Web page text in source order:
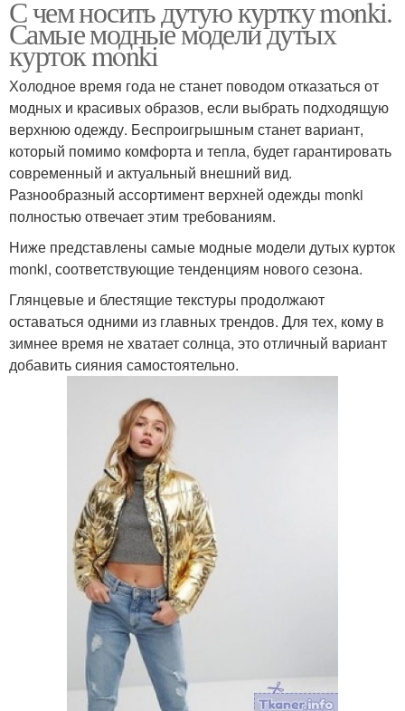
С чем носить дутую куртку monki.
Самые модные модели дутых
курток monki
Холодное время года не станет поводом отказаться от
модных и красивых образов, если выбрать подходящую
верхнюю одежду. Беспроигрышным станет вариант,
который помимо комфорта и тепла, будет гарантировать
современный и актуальный внешний вид.
Разнообразный ассортимент верхней одежды monki
полностью отвечает этим требованиям.
Ниже представлены самые модные модели дутых курток
monki, соответствующие тенденциям нового сезона.
Глянцевые и блестящие текстуры продолжают
оставаться одними из главных трендов. Для тех, кому в
зимнее время не хватает солнца, это отличный вариант
добавить сияния самостоятельно.